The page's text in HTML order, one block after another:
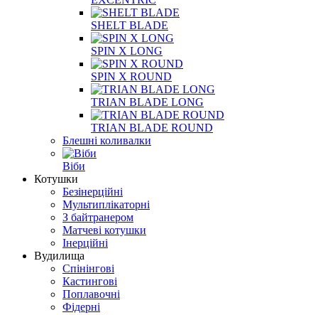
SHELT BLADE
SPIN X LONG
SPIN X ROUND
TRIAN BLADE LONG
TRIAN BLADE ROUND
Блешні коливалки
Віби
Котушки
Безінерційні
Мультиплікаторні
З байтранером
Матчеві котушки
Інерційні
Вудилища
Спінінгові
Кастингові
Поплавочні
Фідерні